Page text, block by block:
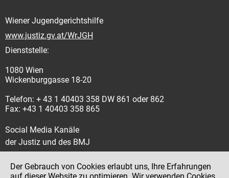
Wiener Jugendgerichtshilfe
www.justiz.gv.at/WrJGH
Dienststelle:
1080 Wien
Wickenburggasse 18-20
Telefon: + 43 1 40403 358 DW 861 oder 862
Fax: +43 1 40403 358 865
Social Media Kanäle
der Justiz und des BMJ
Der Gebrauch von Cookies erlaubt uns, Ihre Erfahrungen